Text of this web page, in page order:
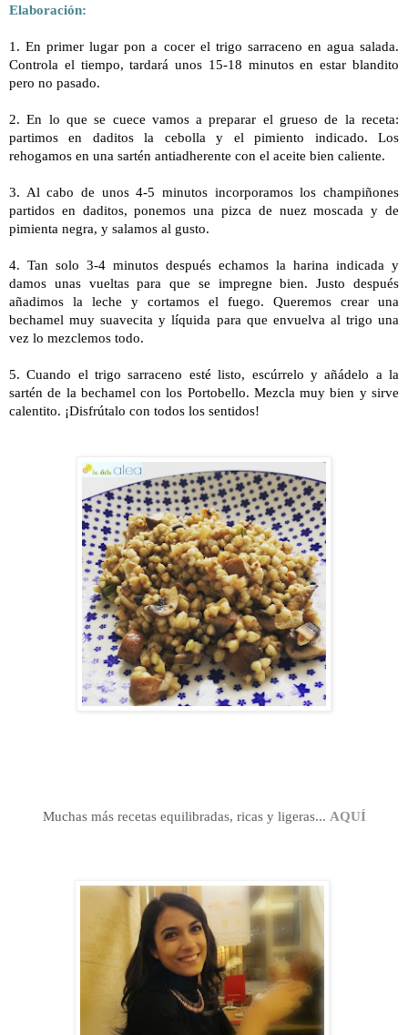
Elaboración:
1. En primer lugar pon a cocer el trigo sarraceno en agua salada.
Controla el tiempo, tardará unos 15-18 minutos en estar blandito
pero no pasado.
2. En lo que se cuece vamos a preparar el grueso de la receta:
partimos en daditos la cebolla y el pimiento indicado. Los
rehogamos en una sartén antiadherente con el aceite bien caliente.
3. Al cabo de unos 4-5 minutos incorporamos los champiñones
partidos en daditos, ponemos una pizca de nuez moscada y de
pimienta negra, y salamos al gusto.
4. Tan solo 3-4 minutos después echamos la harina indicada y
damos unas vueltas para que se impregne bien. Justo después
añadimos la leche y cortamos el fuego. Queremos crear una
bechamel muy suavecita y líquida para que envuelva al trigo una
vez lo mezclemos todo.
5. Cuando el trigo sarraceno esté listo, escúrrelo y añádelo a la
sartén de la bechamel con los Portobello. Mezcla muy bien y sirve
calentito. ¡Disfrútalo con todos los sentidos!
Muchas más recetas equilibradas, ricas y ligeras... AQUÍ